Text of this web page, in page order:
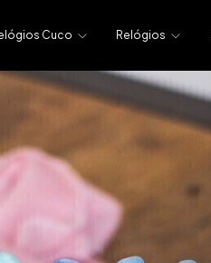
Cuco Relógios